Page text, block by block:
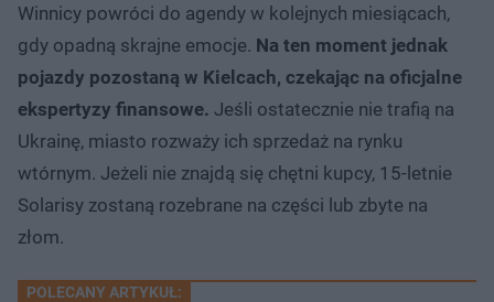
Winnicy powróci do agendy w kolejnych miesiącach,
gdy opadną skrajne emocje. Na ten moment jednak
pojazdy pozostaną w Kielcach, czekając na oficjalne
ekspertyzy finansowe. Jeśli ostatecznie nie trafią na
Ukrainę, miasto rozważy ich sprzedaż na rynku
wtórnym. Jeżeli nie znajdą się chętni kupcy, 15-letnie
Solarisy zostaną rozebrane na części lub zbyte na
złom.
POLECANY ARTYKUŁ: